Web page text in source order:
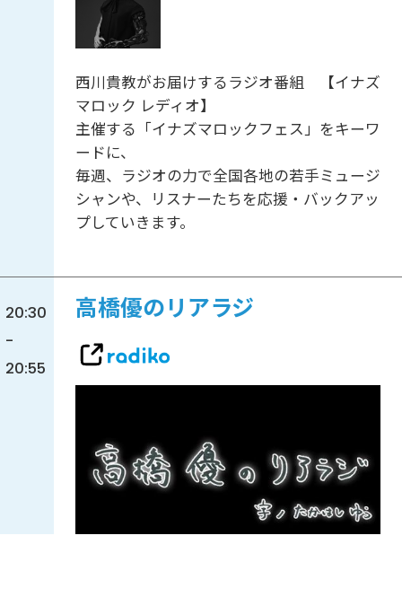
西川貴教がお届けするラジオ番組 【イナズ
マロック レディオ】
主催する「イナズマロックフェス」をキーワ
ードに、
毎週、ラジオの力で全国各地の若手ミュージ
シャンや、リスナーたちを応援・バックアッ
プしていきます。
20:30
-
20:55
高橋優のリアラジ